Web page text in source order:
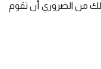
من الضروري أن تقوم